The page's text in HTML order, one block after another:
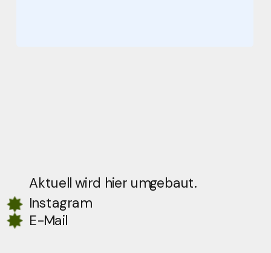
Aktuell wird hier umgebaut.
Instagram
E-Mail